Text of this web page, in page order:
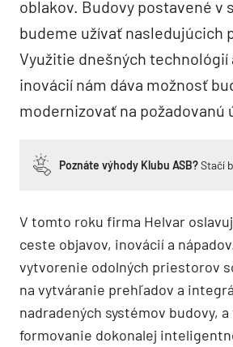
oblakov. Budovy postavené v
budeme užívať nasledujúcich
Využitie dnešných technológií
inovácií nám dáva možnosť
modernizovať na požadovanú
Poznáte výhody Klubu ASB?Stačí
V tomto roku firma Helvar
ceste objavov, inovácií a
vytvorenie odolných priestorov
na vytváranie prehľadov a
nadradených systémov budovy, a
formovanie dokonalej